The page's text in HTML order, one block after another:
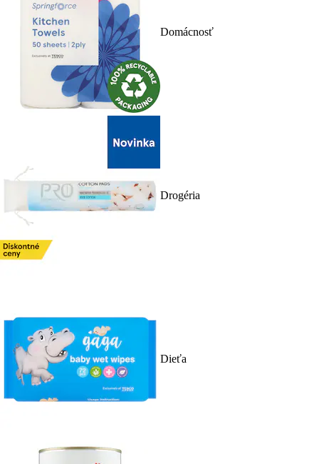
Domácnosť
Drogéria
Dieťa